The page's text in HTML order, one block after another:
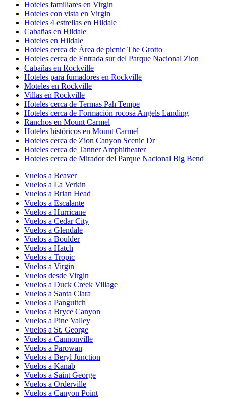
Hoteles familiares en Virgin
Hoteles con vista en Virgin
Hoteles 4 estrellas en Hildale
Cabañas en Hildale
Hoteles en Hildale
Hoteles cerca de Área de picnic The Grotto
Hoteles cerca de Entrada sur del Parque Nacional Zion
Cabañas en Rockville
Hoteles para fumadores en Rockville
Moteles en Rockville
Villas en Rockville
Hoteles cerca de Termas Pah Tempe
Hoteles cerca de Formación rocosa Angels Landing
Ranchos en Mount Carmel
Hoteles históricos en Mount Carmel
Hoteles cerca de Zion Canyon Scenic Dr
Hoteles cerca de Tanner Amphitheater
Hoteles cerca de Mirador del Parque Nacional Big Bend
Vuelos a Beaver
Vuelos a La Verkin
Vuelos a Brian Head
Vuelos a Escalante
Vuelos a Hurricane
Vuelos a Cedar City
Vuelos a Glendale
Vuelos a Boulder
Vuelos a Hatch
Vuelos a Tropic
Vuelos a Virgin
Vuelos desde Virgin
Vuelos a Duck Creek Village
Vuelos a Santa Clara
Vuelos a Panguitch
Vuelos a Bryce Canyon
Vuelos a Pine Valley
Vuelos a St. George
Vuelos a Cannonville
Vuelos a Parowan
Vuelos a Beryl Junction
Vuelos a Kanab
Vuelos a Saint George
Vuelos a Orderville
Vuelos a Canyon Point